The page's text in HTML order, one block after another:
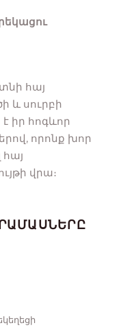
հայ
և սուրբի
իր հոգևոր
որոնք խոր
հայ
վրա։